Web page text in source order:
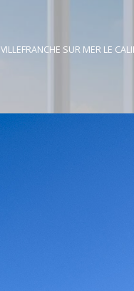
VILLEFRANCHE SUR MER LE